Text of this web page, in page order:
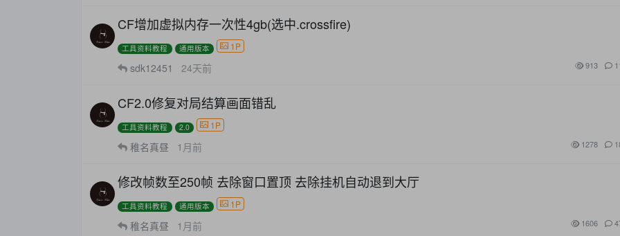
CF增加虚拟内存一次性4gb(选中.crossfire)
工具资料教程 通用版本 1P
sdk12451 24天前 913
CF2.0修复对局结算画面错乱
工具资料教程 2.0 1P
稚名真昼 1月前 1278
修改帧数至250帧 去除窗口置顶 去除挂机自动退到大厅
工具资料教程 通用版本 1P
稚名真昼 1月前 1606